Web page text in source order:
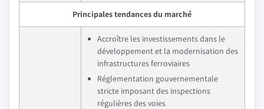
Principales tendances du marché
Accroître les investissements dans le
développement et la modernisation des
infrastructures ferroviaires
Réglementation gouvernementale
stricte imposant des inspections
régulières des voies